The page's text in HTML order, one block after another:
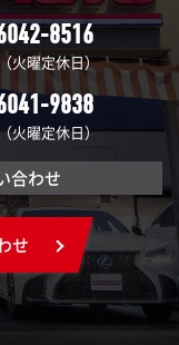
8516
（火曜定休日）
9838
火曜定休日）
合わせ
せ